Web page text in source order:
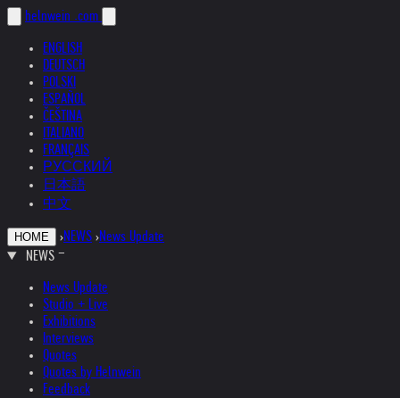
helnwein .com
ENGLISH
DEUTSCH
POLSKI
ESPAÑOL
ČEŠTINA
ITALIANO
FRANÇAIS
РУССКИЙ
日本語
中文
HOME ›NEWS ›News Update
NEWS
News Update
Studio + Live
Exhibitions
Interviews
Quotes
Quotes by Helnwein
Feedback